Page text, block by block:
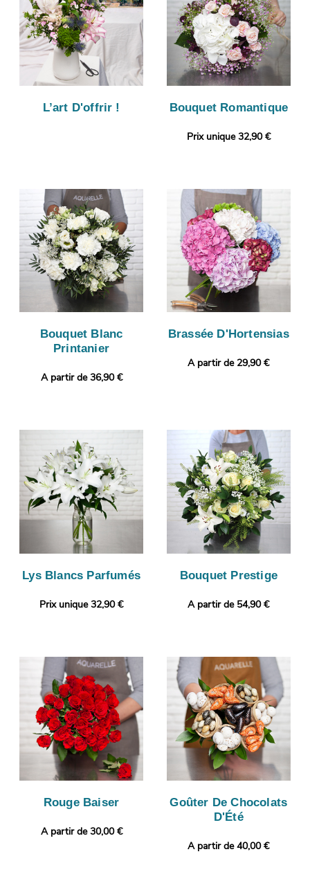
L’art D'offrir ! Bouquet Romantique
Prix unique 32,90 €
Bouquet Blanc
Printanier
A partir de 36,90 €
Brassée D'Hortensias
A partir de 29,90 €
Lys Blancs Parfumés
Prix unique 32,90 €
Bouquet Prestige
A partir de 54,90 €
Rouge Baiser
A partir de 30,00 €
Goûter De Chocolats
D'Été
A partir de 40,00 €